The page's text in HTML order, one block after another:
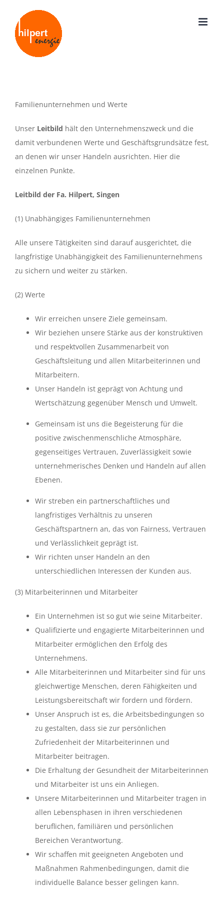
Inhalt
springen
Familienunternehmen und Werte
Unser Leitbild hält den Unternehmenszweck und die
damit verbundenen Werte und Geschäftsgrundsätze fest,
an denen wir unser Handeln ausrichten. Hier die
einzelnen Punkte.
Leitbild der Fa. Hilpert, Singen
(1) Unabhängiges Familienunternehmen
Alle unsere Tätigkeiten sind darauf ausgerichtet, die
langfristige Unabhängigkeit des Familienunternehmens
zu sichern und weiter zu stärken.
(2) Werte
Wir erreichen unsere Ziele gemeinsam.
Wir beziehen unsere Stärke aus der konstruktiven
und respektvollen Zusammenarbeit von
Geschäftsleitung und allen Mitarbeiterinnen und
Mitarbeitern.
Unser Handeln ist geprägt von Achtung und
Wertschätzung gegenüber Mensch und Umwelt.
Gemeinsam ist uns die Begeisterung für die
positive zwischenmenschliche Atmosphäre,
gegenseitiges Vertrauen, Zuverlässigkeit sowie
unternehmerisches Denken und Handeln auf allen
Ebenen.
Wir streben ein partnerschaftliches und
langfristiges Verhältnis zu unseren
Geschäftspartnern an, das von Fairness, Vertrauen
und Verlässlichkeit geprägt ist.
Wir richten unser Handeln an den
unterschiedlichen Interessen der Kunden aus.
(3) Mitarbeiterinnen und Mitarbeiter
Ein Unternehmen ist so gut wie seine Mitarbeiter.
Qualifizierte und engagierte Mitarbeiterinnen und
Mitarbeiter ermöglichen den Erfolg des
Unternehmens.
Alle Mitarbeiterinnen und Mitarbeiter sind für uns
gleichwertige Menschen, deren Fähigkeiten und
Leistungsbereitschaft wir fordern und fördern.
Unser Anspruch ist es, die Arbeitsbedingungen so
zu gestalten, dass sie zur persönlichen
Zufriedenheit der Mitarbeiterinnen und
Mitarbeiter beitragen.
Die Erhaltung der Gesundheit der Mitarbeiterinnen
und Mitarbeiter ist uns ein Anliegen.
Unsere Mitarbeiterinnen und Mitarbeiter tragen in
allen Lebensphasen in ihren verschiedenen
beruflichen, familiären und persönlichen
Bereichen Verantwortung.
Wir schaffen mit geeigneten Angeboten und
Maßnahmen Rahmenbedingungen, damit die
individuelle Balance besser gelingen kann.